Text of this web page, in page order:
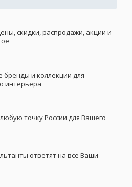
скидки, распродажи, акции и
бренды и коллекции для
интерьера
точку России для Вашего
ответят на все Ваши